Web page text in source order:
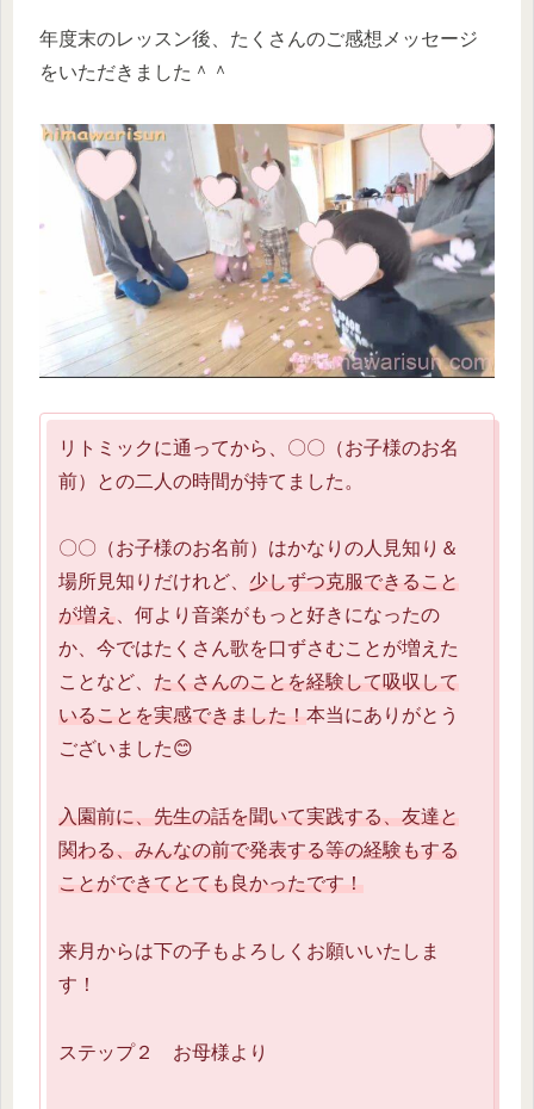
年度末のレッスン後、たくさんのご感想メッセージ
をいただきました＾＾
リトミックに通ってから、〇〇（お子様のお名
前）との二人の時間が持てました。
〇〇（お子様のお名前）はかなりの人見知り＆
場所見知りだけれど、 少しずつ克服できること
が増え 、何より音楽がもっと好きになったの
か、今ではたくさん歌を口ずさむことが増えた
ことなど、 たくさんのことを経験して吸収して
いることを実感できました！ 本当にありがとう
ございました😊
入園前に、先生の話を聞いて実践する、友達と
関わる、みんなの前で発表する等の経験もする
ことができてとても良かったです！
来月からは下の子もよろしくお願いいたしま
す！
ステップ２ お母様より